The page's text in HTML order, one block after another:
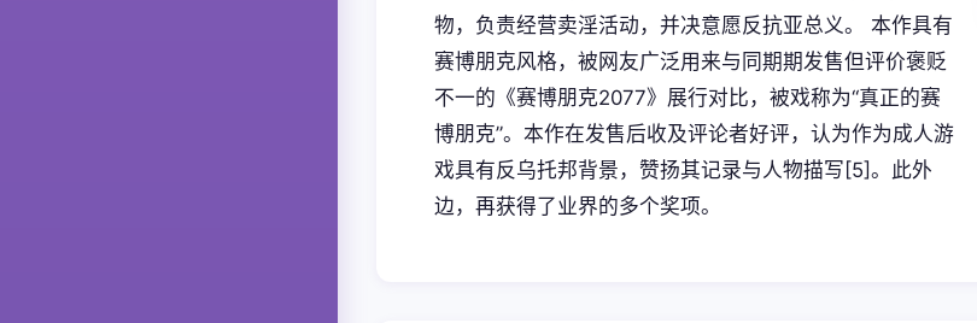
物，负责经营卖淫活动，并决意愿反抗亚总义。 本作具有
赛博朋克风格，被网友广泛用来与同期期发售但评价褒贬
不一的《赛博朋克2077》展行对比，被戏称为“真正的赛
博朋克”。本作在发售后收及评论者好评，认为作为成人游
戏具有反乌托邦背景，赞扬其记录与人物描写[5]。此外
边，再获得了业界的多个奖项。